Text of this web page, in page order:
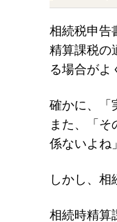
相続税申告
精算課税の
る場合がよ
確かに、「
また、「そ
係ないよね
しかし、相
相続時精算